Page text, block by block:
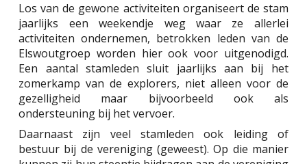
Los van de gewone activiteiten organiseert de stam
jaarlijks een weekendje weg waar ze allerlei
activiteiten ondernemen, betrokken leden van de
Elswoutgroep worden hier ook voor uitgenodigd.
Een aantal stamleden sluit jaarlijks aan bij het
zomerkamp van de explorers, niet alleen voor de
gezelligheid maar bijvoorbeeld ook als
ondersteuning bij het vervoer.
Daarnaast zijn veel stamleden ook leiding of
bestuur bij de vereniging (geweest). Op die manier